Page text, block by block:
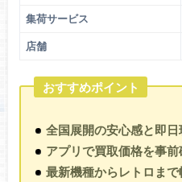
集荷サービス
店舗
おすすめポイント
全国展開の安心感と即
アプリで買取価格を事
最新機種からレトロま